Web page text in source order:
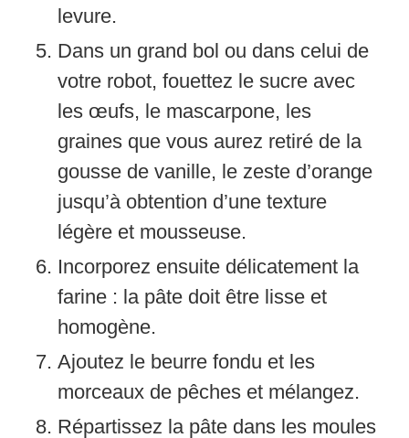
levure.
Dans un grand bol ou dans celui de
votre robot, fouettez le sucre avec
les œufs, le mascarpone, les
graines que vous aurez retiré de la
gousse de vanille, le zeste d’orange
jusqu’à obtention d’une texture
légère et mousseuse.
Incorporez ensuite délicatement la
farine : la pâte doit être lisse et
homogène.
Ajoutez le beurre fondu et les
morceaux de pêches et mélangez.
Répartissez la pâte dans les moules